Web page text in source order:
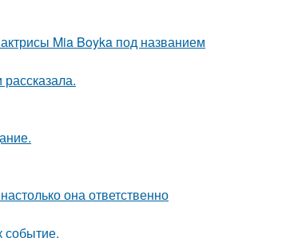
Mia Boyka под названием
она ответственно
событие.